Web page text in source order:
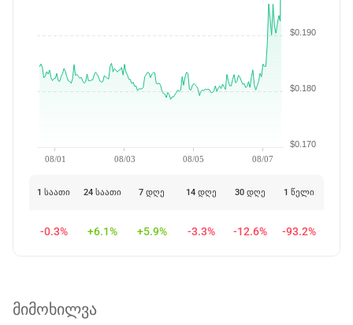
08/01 08/03 08/05 08/07
$0.170
$0.180
$0.190
1 საათი 24 საათი 7 დღე 14 დღე 30 დღე 1 წელი
-0.3% +6.1% +5.9% -3.3% -12.6% -93.2%
მიმოხილვა